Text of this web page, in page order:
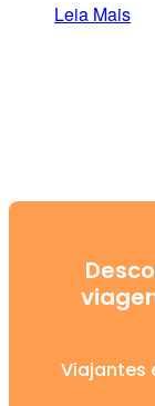
Leia Mais
Viajantes